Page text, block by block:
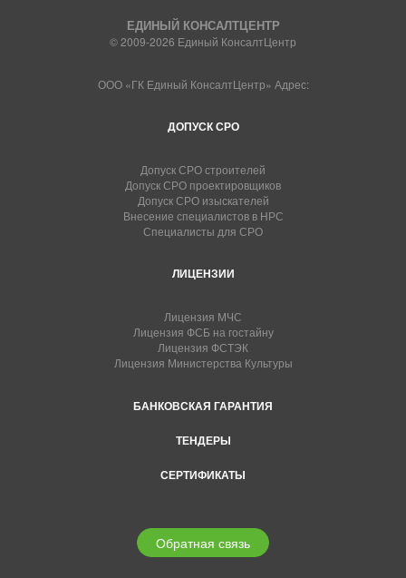
ЕДИНЫЙ КОНСАЛТЦЕНТР
© 2009-2026 Единый КонсалтЦентр
ООО «ГК Единый КонсалтЦентр» Адрес:
ДОПУСК СРО
Допуск СРО строителей
Допуск СРО проектировщиков
Допуск СРО изыскателей
Внесение специалистов в НРС
Специалисты для СРО
ЛИЦЕНЗИИ
Лицензия МЧС
Лицензия ФСБ на гостайну
Лицензия ФСТЭК
Лицензия Министерства Культуры
БАНКОВСКАЯ ГАРАНТИЯ
ТЕНДЕРЫ
СЕРТИФИКАТЫ
Обратная связь